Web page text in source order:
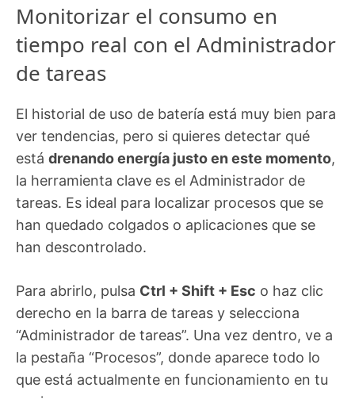
Monitorizar el consumo en
tiempo real con el Administrador
de tareas
El historial de uso de batería está muy bien para
ver tendencias, pero si quieres detectar qué
está drenando energía justo en este momento,
la herramienta clave es el Administrador de
tareas. Es ideal para localizar procesos que se
han quedado colgados o aplicaciones que se
han descontrolado.
Para abrirlo, pulsa Ctrl + Shift + Esc o haz clic
derecho en la barra de tareas y selecciona
“Administrador de tareas”. Una vez dentro, ve a
la pestaña “Procesos”, donde aparece todo lo
que está actualmente en funcionamiento en tu